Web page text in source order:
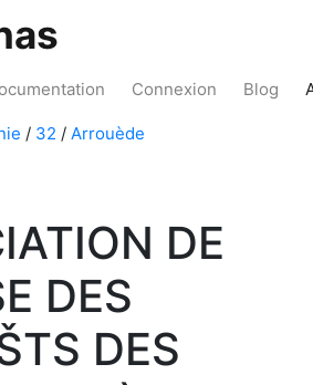
Connexion Blog
/ 32 / Arrouède
DE
DES
DES